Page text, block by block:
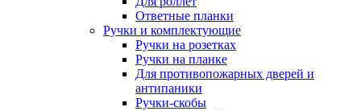
Ответные планки
Ручки и комплектующие
Ручки на розетках
Ручки на планке
Для противопожарных дверей и
антипаники
Ручки-скобы